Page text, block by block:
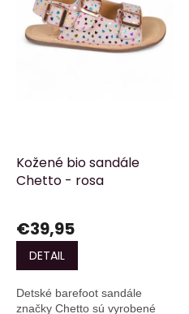
Kožené bio sandále
Chetto - rosa
€39,95
DETAIL
Detské barefoot sandále
značky Chetto sú vyrobené